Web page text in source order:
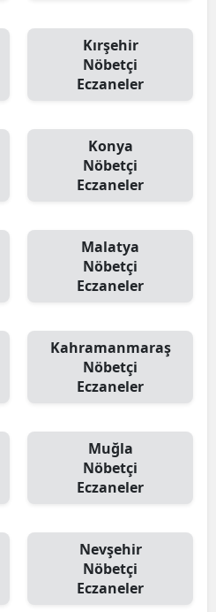
Kırşehir
Nöbetçi
Eczaneler
Konya
Nöbetçi
Eczaneler
Malatya
Nöbetçi
Eczaneler
Kahramanmaraş
Nöbetçi
Eczaneler
Muğla
Nöbetçi
Eczaneler
Nevşehir
Nöbetçi
Eczaneler